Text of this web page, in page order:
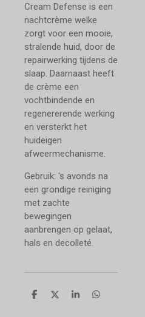
Cream Defense is een
nachtcrème welke
zorgt voor een mooie,
stralende huid, door de
repairwerking tijdens de
slaap. Daarnaast heeft
de crème een
vochtbindende en
regenererende werking
en versterkt het
huideigen
afweermechanisme.
Gebruik: 's avonds na
een grondige reiniging
met zachte
bewegingen
aanbrengen op gelaat,
hals en decolleté.
D
D
S
D